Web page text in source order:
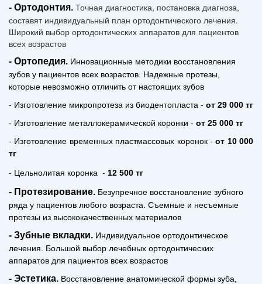
- Ортодонтия. Точная диагностика, постановка диагноза,
составят индивидуальный план ортодонтического лечения.
Широкий выбор ортодонтических аппаратов для пациентов
всех возрастов
- Ортопедия. Инновационные методики восстановления
зубов у пациентов всех возрастов. Надежные протезы,
которые невозможно отличить от настоящих зубов
- Изготовление микропротеза из биодентопласта - от 29 000 тг
- Изготовление металлокерамической коронки - от 25 000 тг
- Изготовление временных пластмассовых коронок - от 10 000
тг
- Цельнолитая коронка - 12 500 тг
- Протезирование. Безупречное восстановление зубного
ряда у пациентов любого возраста. Съемные и несъемные
протезы из высококачественных материалов
- Зубные вкладки. Индивидуальное ортодонтическое
лечения. Большой выбор лечебных ортодонтических
аппаратов для пациентов всех возрастов
- Эстетика. Восстановление анатомической формы зуба,